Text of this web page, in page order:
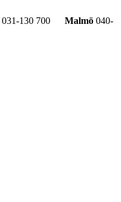
031-130 700 Malmö 040-